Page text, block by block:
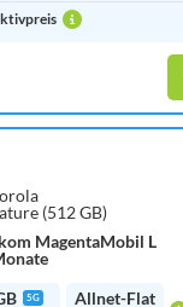
(512 GB)
MagentaMobil L
5G Allnet-Flat